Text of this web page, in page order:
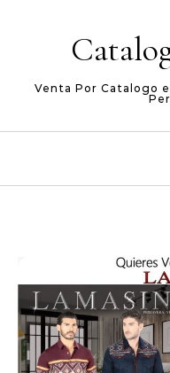
Venta Por Catalogo